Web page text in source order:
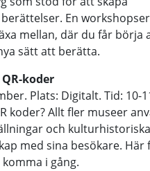
En
mellan, där du får börja
sätt att berätta.
koder
Plats: Digitalt. Tid: 10-
koder? Allt fler museer
och
med sina besökare. Här
i gång.